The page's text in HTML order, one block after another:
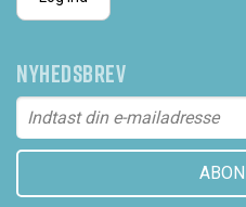
NYHEDSBREV